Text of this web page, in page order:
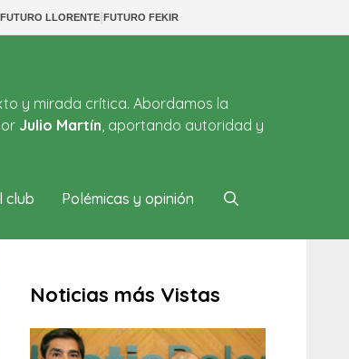
FUTURO LLORENTE|FUTURO FEKIR
y mirada crítica. Abordamos la
Julio Martín, aportando autoridad y
club Polémicas y opinión
Noticias más Vistas